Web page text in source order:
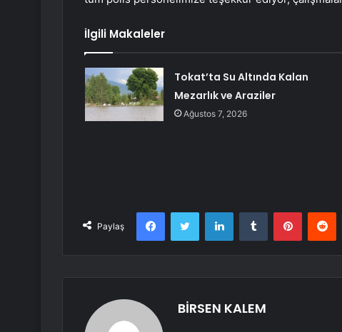
İlgili Makaleler
Tokat’ta Su Altında Kalan
Mezarlık ve Araziler
Ağustos 7, 2026
Paylaş
FacebookTwitter LinkedInTumblr Pinterest
BİRSEN KALEM